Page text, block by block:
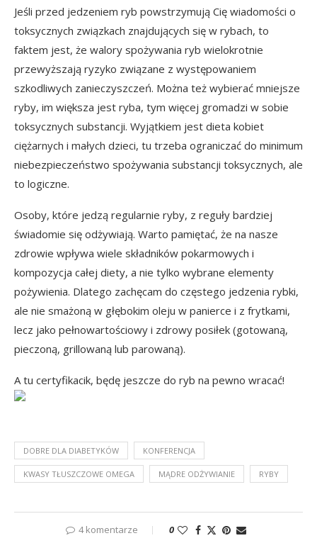
Jeśli przed jedzeniem ryb powstrzymują Cię wiadomości o
toksycznych związkach znajdujących się w rybach, to
faktem jest, że walory spożywania ryb wielokrotnie
przewyższają ryzyko związane z występowaniem
szkodliwych zanieczyszczeń. Można też wybierać mniejsze
ryby, im większa jest ryba, tym więcej gromadzi w sobie
toksycznych substancji. Wyjątkiem jest dieta kobiet
ciężarnych i małych dzieci, tu trzeba ograniczać do minimum
niebezpieczeństwo spożywania substancji toksycznych, ale
to logiczne.
Osoby, które jedzą regularnie ryby, z reguły bardziej
świadomie się odżywiają. Warto pamiętać, że na nasze
zdrowie wpływa wiele składników pokarmowych i
kompozycja całej diety, a nie tylko wybrane elementy
pożywienia. Dlatego zachęcam do częstego jedzenia rybki,
ale nie smażoną w głębokim oleju w panierce i z frytkami,
lecz jako pełnowartościowy i zdrowy posiłek (gotowaną,
pieczoną, grillowaną lub parowaną).
A tu certyfikacik, będę jeszcze do ryb na pewno wracać!
DOBRE DLA DIABETYKÓW KONFERENCJA
KWASY TŁUSZCZOWE OMEGA MĄDRE ODŻYWIANIE RYBY
4 komentarze 0